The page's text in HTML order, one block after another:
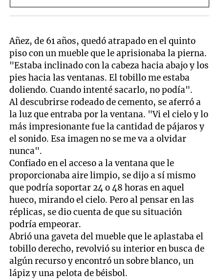
Añez, de 61 años, quedó atrapado en el quinto
piso con un mueble que le aprisionaba la pierna.
"Estaba inclinado con la cabeza hacia abajo y los
pies hacia las ventanas. El tobillo me estaba
doliendo. Cuando intenté sacarlo, no podía".
Al descubrirse rodeado de cemento, se aferró a
la luz que entraba por la ventana. "Vi el cielo y lo
más impresionante fue la cantidad de pájaros y
el sonido. Esa imagen no se me va a olvidar
nunca".
Confiado en el acceso a la ventana que le
proporcionaba aire limpio, se dijo a sí mismo
que podría soportar 24 o 48 horas en aquel
hueco, mirando el cielo. Pero al pensar en las
réplicas, se dio cuenta de que su situación
podría empeorar.
Abrió una gaveta del mueble que le aplastaba el
tobillo derecho, revolvió su interior en busca de
algún recurso y encontró un sobre blanco, un
lápiz y una pelota de béisbol.